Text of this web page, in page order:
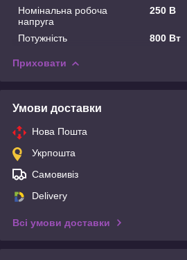
Номінальна робоча
напруга
250 В
Потужність 800 Вт
Приховати
Умови доставки
Нова Пошта
Укрпошта
Самовивіз
Delivery
Всі умови доставки